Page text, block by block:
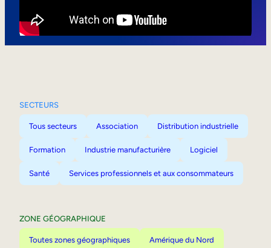
SECTEURS
Tous secteurs Association Distribution industrielle
Formation Industrie manufacturière Logiciel
Santé Services professionnels et aux consommateurs
ZONE GÉOGRAPHIQUE
Toutes zones géographiques Amérique du Nord